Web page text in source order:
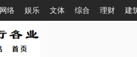
网络 娱乐 文体 综合 理财 建